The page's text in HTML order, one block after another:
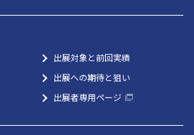
出展対象と前回実績
出展への期待と狙い
出展者専用ページ